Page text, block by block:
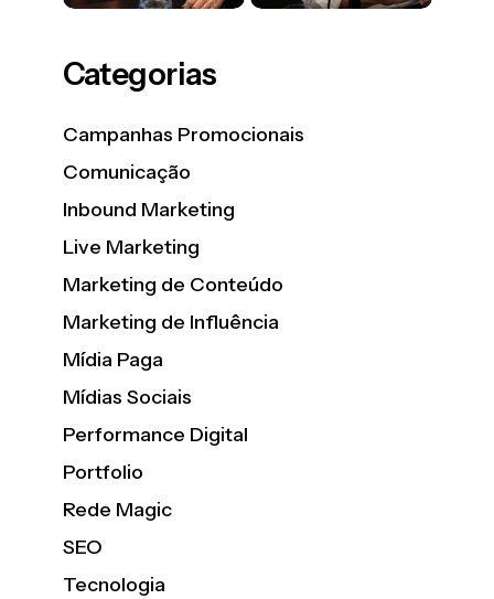
Categorias
Campanhas Promocionais
Comunicação
Inbound Marketing
Live Marketing
Marketing de Conteúdo
Marketing de Influência
Mídia Paga
Mídias Sociais
Performance Digital
Portfolio
Rede Magic
SEO
Tecnologia